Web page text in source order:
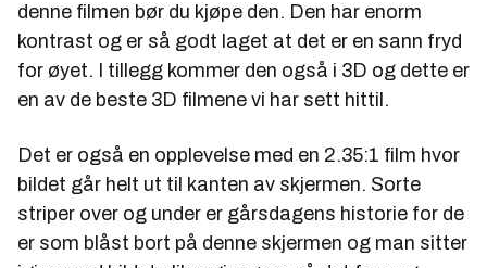
denne filmen bør du kjøpe den. Den har enorm
kontrast og er så godt laget at det er en sann fryd
for øyet. I tillegg kommer den også i 3D og dette er
en av de beste 3D filmene vi har sett hittil.
Det er også en opplevelse med en 2.35:1 film hvor
bildet går helt ut til kanten av skjermen. Sorte
striper over og under er gårsdagens historie for de
er som blåst bort på denne skjermen og man sitter